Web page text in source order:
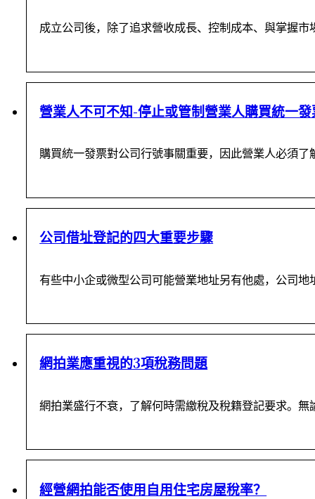
成立公司後，除了追求營收成長、控制成本、與掌握
營業人不可不知-停止或管制營業人購買統一
購買統一發票對公司行號事關重要，因此營業人必須
公司借址登記的四大重要步驟
有些中小企或微型公司可能營業地址另有他處，公司
網拍業應重視的3項稅務問題
網拍業盛行不衰，了解何時需繳稅及稅籍登記要求。
經營網拍能否使用自用住宅房屋稅率？